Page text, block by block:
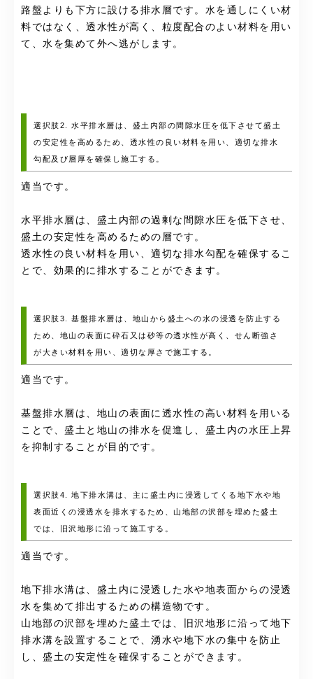
路盤よりも下方に設ける排水層です。水を通しにくい材
料ではなく、透水性が高く、粒度配合のよい材料を用い
て、水を集めて外へ逃がします。
選択肢2. 水平排水層は、盛土内部の間隙水圧を低下させて盛土
の安定性を高めるため、透水性の良い材料を用い、適切な排水
勾配及び層厚を確保し施工する。
適当です。
水平排水層は、盛土内部の過剰な間隙水圧を低下させ、
盛土の安定性を高めるための層です。
透水性の良い材料を用い、適切な排水勾配を確保するこ
とで、効果的に排水することができます。
選択肢3. 基盤排水層は、地山から盛土への水の浸透を防止する
ため、地山の表面に砕石又は砂等の透水性が高く、せん断強さ
が大きい材料を用い、適切な厚さで施工する。
適当です。
基盤排水層は、地山の表面に透水性の高い材料を用いる
ことで、盛土と地山の排水を促進し、盛土内の水圧上昇
を抑制することが目的です。
選択肢4. 地下排水溝は、主に盛土内に浸透してくる地下水や地
表面近くの浸透水を排水するため、山地部の沢部を埋めた盛土
では、旧沢地形に沿って施工する。
適当です。
地下排水溝は、盛土内に浸透した水や地表面からの浸透
水を集めて排出するための構造物です。
山地部の沢部を埋めた盛土では、旧沢地形に沿って地下
排水溝を設置することで、湧水や地下水の集中を防止
し、盛土の安定性を確保することができます。